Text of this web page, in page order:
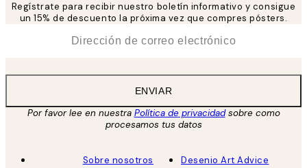
Regístrate para recibir nuestro boletín informativo y consigue
un 15% de descuento la próxima vez que compres pósters.
ENVIAR
Por favor lee en nuestra Política de privacidadsobre como
procesamos tus datos
Sobre nosotros
Desenio Art Advice